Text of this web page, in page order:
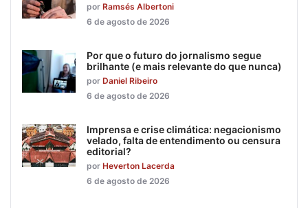
por Ramsés Albertoni
6 de agosto de 2026
Por que o futuro do jornalismo segue
brilhante (e mais relevante do que nunca)
por Daniel Ribeiro
6 de agosto de 2026
Imprensa e crise climática: negacionismo
velado, falta de entendimento ou censura
editorial?
por Heverton Lacerda
6 de agosto de 2026